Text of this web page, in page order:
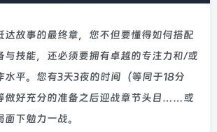
达故事的最终章，您不但要懂得如何搭配
与技能，还必须要拥有卓越的专注力和/或
水平。您有3天3夜的时间（等同于18分
做好充分的准备之后迎战章节头目……或
下勉力一战。